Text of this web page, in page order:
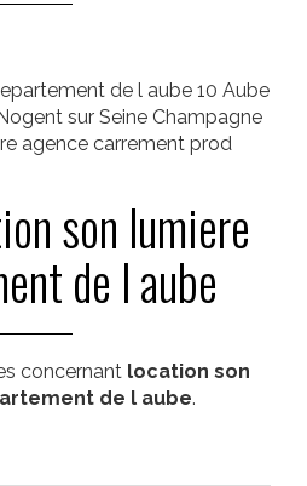
de l aube 10 Aube
sur Seine Champagne
agence carrement prod
son lumiere
de l aube
concernant location son
de l aube.